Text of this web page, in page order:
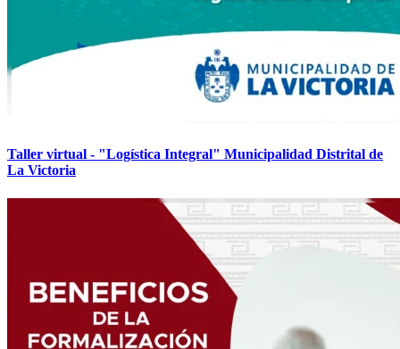
Taller virtual - "Logística Integral" Municipalidad Distrital de
La Victoria